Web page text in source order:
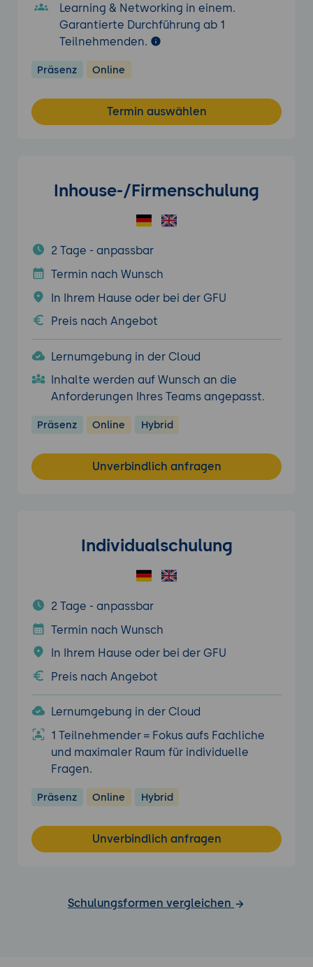
Learning & Networking in einem.
Garantierte Durchführung ab 1
Teilnehmenden.
Präsenz Online
Termin auswählen
Inhouse-/Firmenschulung
2 Tage - anpassbar
Termin nach Wunsch
In Ihrem Hause oder bei der GFU
Preis nach Angebot
Lernumgebung in der Cloud
Inhalte werden auf Wunsch an die
Anforderungen Ihres Teams angepasst.
Präsenz Online Hybrid
Unverbindlich anfragen
Individualschulung
2 Tage - anpassbar
Termin nach Wunsch
In Ihrem Hause oder bei der GFU
Preis nach Angebot
Lernumgebung in der Cloud
1 Teilnehmender = Fokus aufs Fachliche
und maximaler Raum für individuelle
Fragen.
Präsenz Online Hybrid
Unverbindlich anfragen
Schulungsformen vergleichen